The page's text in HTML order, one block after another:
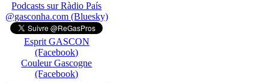
Podcasts sur Ràdio País
@gasconha.com (Bluesky)
Esprit GASCON
(Facebook)
Couleur Gascogne
(Facebook)